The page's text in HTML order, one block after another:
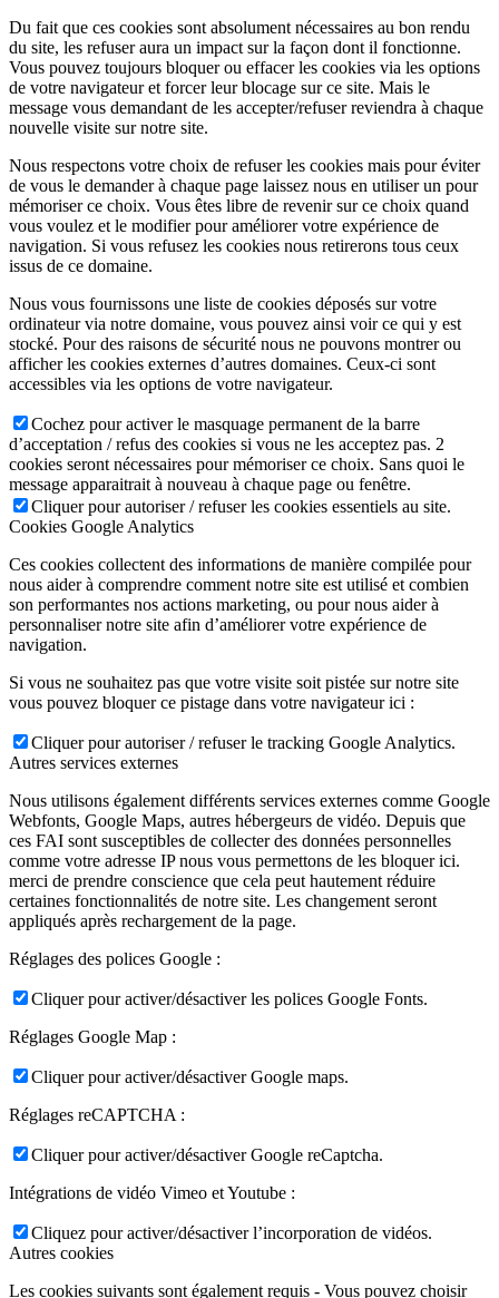
Du fait que ces cookies sont absolument nécessaires au bon rendu
du site, les refuser aura un impact sur la façon dont il fonctionne.
Vous pouvez toujours bloquer ou effacer les cookies via les options
de votre navigateur et forcer leur blocage sur ce site. Mais le
message vous demandant de les accepter/refuser reviendra à chaque
nouvelle visite sur notre site.
Nous respectons votre choix de refuser les cookies mais pour éviter
de vous le demander à chaque page laissez nous en utiliser un pour
mémoriser ce choix. Vous êtes libre de revenir sur ce choix quand
vous voulez et le modifier pour améliorer votre expérience de
navigation. Si vous refusez les cookies nous retirerons tous ceux
issus de ce domaine.
Nous vous fournissons une liste de cookies déposés sur votre
ordinateur via notre domaine, vous pouvez ainsi voir ce qui y est
stocké. Pour des raisons de sécurité nous ne pouvons montrer ou
afficher les cookies externes d’autres domaines. Ceux-ci sont
accessibles via les options de votre navigateur.
Cochez pour activer le masquage permanent de la barre
d’acceptation / refus des cookies si vous ne les acceptez pas. 2
cookies seront nécessaires pour mémoriser ce choix. Sans quoi le
message apparaitrait à nouveau à chaque page ou fenêtre.
Cliquer pour autoriser / refuser les cookies essentiels au site.
Cookies Google Analytics
Ces cookies collectent des informations de manière compilée pour
nous aider à comprendre comment notre site est utilisé et combien
son performantes nos actions marketing, ou pour nous aider à
personnaliser notre site afin d’améliorer votre expérience de
navigation.
Si vous ne souhaitez pas que votre visite soit pistée sur notre site
vous pouvez bloquer ce pistage dans votre navigateur ici :
Cliquer pour autoriser / refuser le tracking Google Analytics.
Autres services externes
Nous utilisons également différents services externes comme Google
Webfonts, Google Maps, autres hébergeurs de vidéo. Depuis que
ces FAI sont susceptibles de collecter des données personnelles
comme votre adresse IP nous vous permettons de les bloquer ici.
merci de prendre conscience que cela peut hautement réduire
certaines fonctionnalités de notre site. Les changement seront
appliqués après rechargement de la page.
Réglages des polices Google :
Cliquer pour activer/désactiver les polices Google Fonts.
Réglages Google Map :
Cliquer pour activer/désactiver Google maps.
Réglages reCAPTCHA :
Cliquer pour activer/désactiver Google reCaptcha.
Intégrations de vidéo Vimeo et Youtube :
Cliquez pour activer/désactiver l’incorporation de vidéos.
Autres cookies
Les cookies suivants sont également requis - Vous pouvez choisir